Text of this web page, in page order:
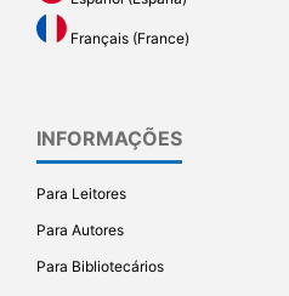
Français (France)
INFORMAÇÕES
Para Leitores
Para Autores
Para Bibliotecários